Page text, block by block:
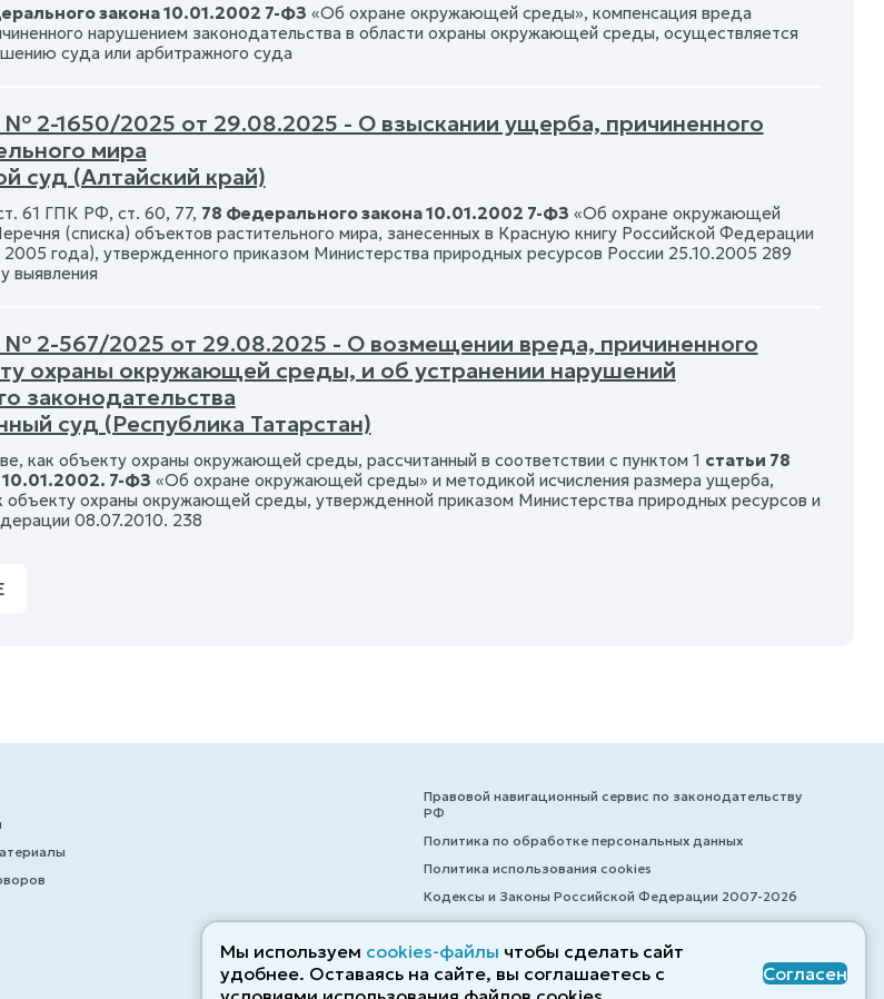
закона 10.01.2002 7-ФЗ «Об охране окружающей среды», компенсация вреда
нарушением законодательства в области охраны окружающей среды, осуществляется
суда или арбитражного суда
2-1650/2025 от 29.08.2025 - О взыскании ущерба, причиненного
мира
суд (Алтайский край)
61 ГПК РФ, ст. 60, 77, 78 Федерального закона 10.01.2002 7-ФЗ «Об охране окружающей
(списка) объектов растительного мира, занесенных в Красную книгу Российской Федерации
года), утвержденного приказом Министерства природных ресурсов России 25.10.2005 289
выявления
2-567/2025 от 29.08.2025 - О возмещении вреда, причиненного
охраны окружающей среды, и об устранении нарушений
законодательства
суд (Республика Татарстан)
как объекту охраны окружающей среды, рассчитанный в соответствии с пунктом 1 статьи 78
7-ФЗ «Об охране окружающей среды» и методикой исчисления размера ущерба,
объекту охраны окружающей среды, утвержденной приказом Министерства природных ресурсов и
08.07.2010. 238
Правовой навигационный сервис по законодательству
РФ
Политика по обработке персональных данных
Политика использования cookies
Кодексы и Законы Российской Федерации 2007-2026
© ZAKONRF.INFO
Мы используем cookies-файлы чтобы сделать сайт
удобнее. Оставаясь на сайте, вы соглашаетесь с
Согласен